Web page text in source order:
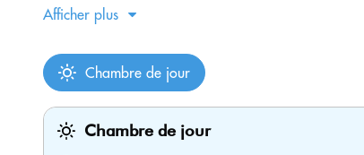
Afficher plus
Chambre de jour
Chambre de jour